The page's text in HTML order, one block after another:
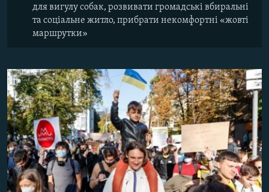
для вигулу собак, розвивати громадські вбиральні
та соціальне житло, прибрати некомфортні «жовті
маршрутки»